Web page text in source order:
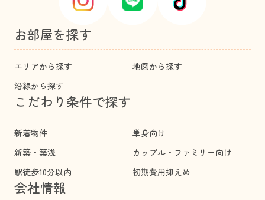
お部屋を探す
エリアから探す
地図から探す
沿線から探す
こだわり条件で探す
新着物件
単身向け
新築・築浅
カップル・ファミリー向け
駅徒歩10分以内
初期費用抑えめ
会社情報